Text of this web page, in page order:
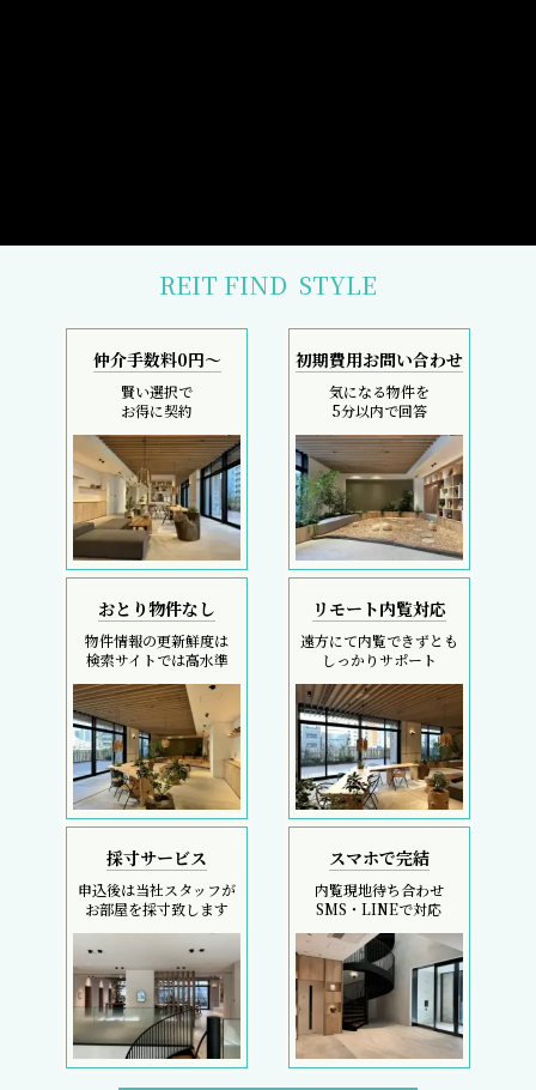
REIT FIND STYLE
仲介手数料0円～
賢い選択で
お得に契約
初期費用お問い合わせ
気になる物件を
5分以内で回答
おとり物件なし
物件情報の更新鮮度は
検索サイトでは高水準
リモート内覧対応
遠方にて内覧できずとも
しっかりサポート
採寸サービス
申込後は当社スタッフが
お部屋を採寸致します
スマホで完結
内覧現地待ち合わせ
SMS・LINEで対応